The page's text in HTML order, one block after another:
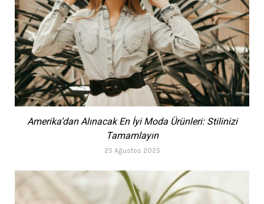
Amerika’dan Alınacak En İyi Moda Ürünleri: Stilinizi
Tamamlayın
25 Ağustos 2025